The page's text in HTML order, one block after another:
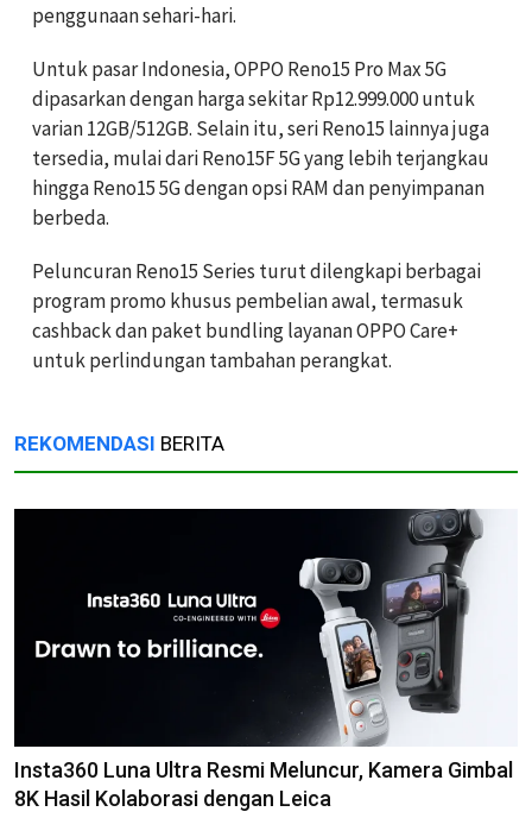
penggunaan sehari-hari.
Untuk pasar Indonesia, OPPO Reno15 Pro Max 5G
dipasarkan dengan harga sekitar Rp12.999.000 untuk
varian 12GB/512GB. Selain itu, seri Reno15 lainnya juga
tersedia, mulai dari Reno15F 5G yang lebih terjangkau
hingga Reno15 5G dengan opsi RAM dan penyimpanan
berbeda.
Peluncuran Reno15 Series turut dilengkapi berbagai
program promo khusus pembelian awal, termasuk
cashback dan paket bundling layanan OPPO Care+
untuk perlindungan tambahan perangkat.
REKOMENDASI BERITA
Insta360 Luna Ultra Resmi Meluncur, Kamera Gimbal
8K Hasil Kolaborasi dengan Leica